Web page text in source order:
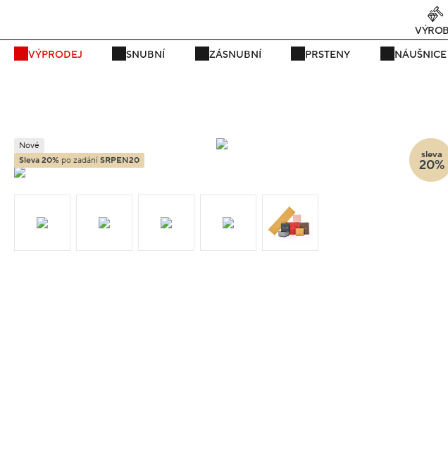
Právě teď! - 20 % na vše!
VÝPRODEJ SNUBNÍ ZÁSNUBNÍ PRSTENY NÁUŠNICE
Nové
Sleva 20% po zadání SRPEN20
sleva
20%